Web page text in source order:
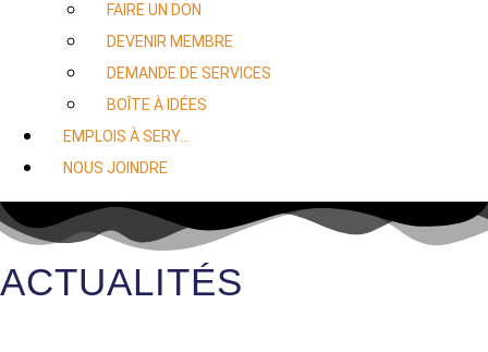
FAIRE UN DON
DEVENIR MEMBRE
DEMANDE DE SERVICES
BOÎTE À IDÉES
EMPLOIS À SERY…
NOUS JOINDRE
ACTUALITÉS